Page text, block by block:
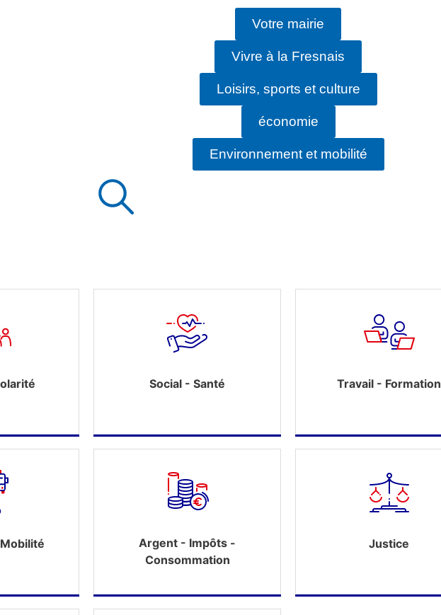
Votre mairie
Vivre à la Fresnais
Loisirs, sports et culture
économie
Environnement et mobilité
Social - Santé Travail - Formation
Argent - Impôts -
Consommation
Justice